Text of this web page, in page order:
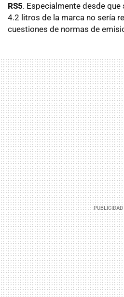
RS5. Especialmente desde que
4.2 litros de la marca no sería
cuestiones de normas de